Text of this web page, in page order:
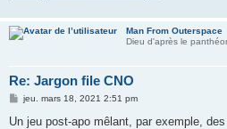
Man From Outerspace
Dieu d'après le
Re: Jargon file CNO
M
s
jeu. mars 18, 2021 2:51 pm
Un jeu post-apo mêlant, par exemple,